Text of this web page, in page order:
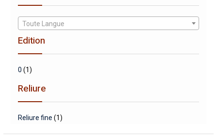
Toute Langue
Edition
0 (1)
Reliure
Reliure fine (1)